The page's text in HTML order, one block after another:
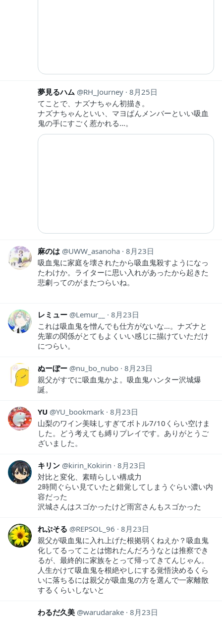
夢見るハム RH_Journey 8月25日
てことで、ナズナちゃん初描き。
ナズナちゃんといい、マヨぱんメンバーといい吸血
鬼の手にすごく惹かれる…。
麻のは UWW_asanoha 8月23日
吸血鬼に家庭を壊されたから吸血鬼殺すようになっ
たわけか。ライターに思い入れがあったから起きた
悲劇ってのがまたつらいね。
レミュー Lemur__
8月23日
これは吸血鬼を憎んでも仕方がないな…。ナズナと
先輩の関係がとてもよくいい感じに描けていただけ
につらい。
ぬーぼー nu_bo_nubo 8月23日
親父がすでに吸血鬼かよ。吸血鬼ハンター沢城爆
誕。
YU YU_bookmark 8月23日
山梨のワイン美味しすぎてボトル7/10くらい空けま
した。どう考えても縛りプレイです。ありがとうご
ざいました。
キリン kirin_Kokirin
8月23日
対比と変化、素晴らしい構成力
2時間ぐらい見ていたと錯覚してしまうぐらい濃い内
容だった
沢城さんはスゴかったけど雨宮さんもスゴかった
れぷそる REPSOL_96
8月23日
親父が吸血鬼に入れ上げた根拠弱くねえか？吸血鬼
化してるってことは惚れたんだろうなとは推察でき
るが、最終的に家族をとって帰ってきてんじゃん。
人生かけて吸血鬼を根絶やしにする覚悟決めるくら
いに落ちるには親父が吸血鬼の方を選んで一家離散
するくらいしないと
わるだ久美 warudarake 8月23日